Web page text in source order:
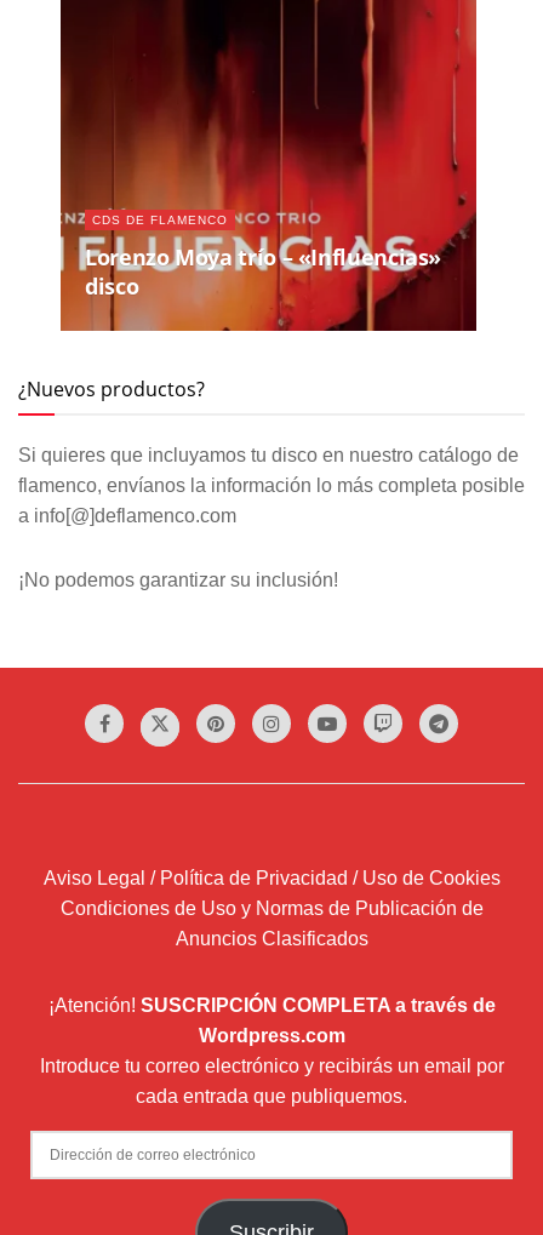
CDS DE FLAMENCO
Lorenzo Moya trío – «Influencias»
disco
¿Nuevos productos?
Si quieres que incluyamos tu disco en nuestro catálogo de
flamenco, envíanos la información lo más completa posible
a info[@]deflamenco.com
¡No podemos garantizar su inclusión!
Aviso Legal / Política de Privacidad / Uso de Cookies
Condiciones de Uso y Normas de Publicación de
Anuncios Clasificados
¡Atención! SUSCRIPCIÓN COMPLETA a través de
Wordpress.com
Introduce tu correo electrónico y recibirás un email por
cada entrada que publiquemos.
Dirección
de